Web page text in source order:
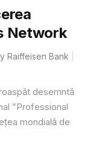
Network
Raiffeisen Bank
desemntă
”Professional
mondială de